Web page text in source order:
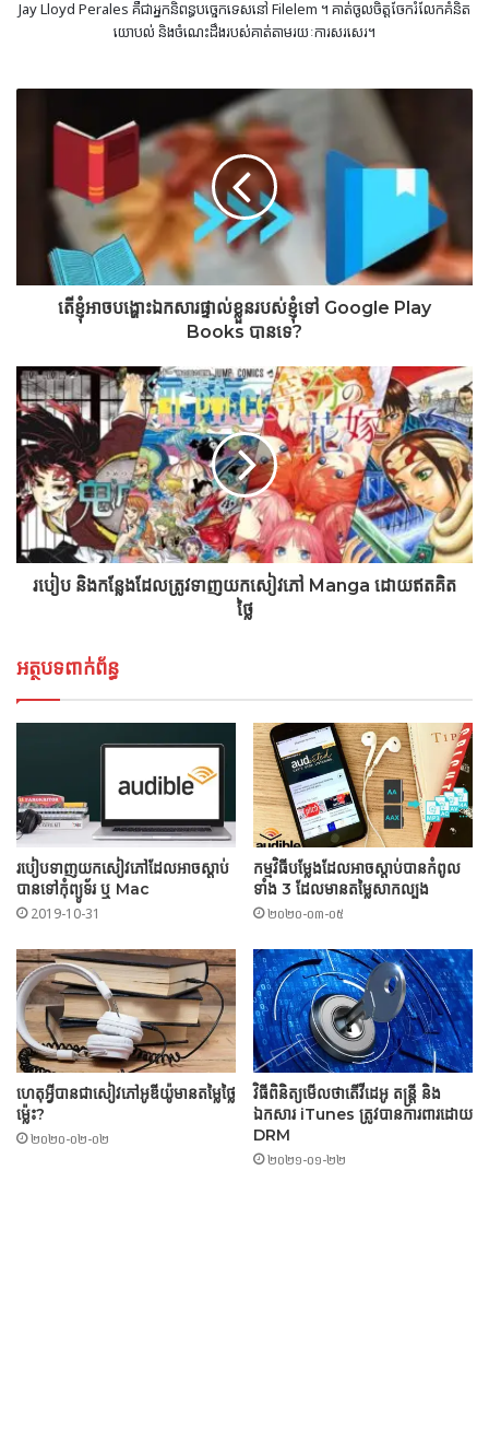
Jay Lloyd Perales គឺជាអ្នកនិពន្ធបច្ចេកទេសនៅ Filelem ។ គាត់ចូលចិត្តចែករំលែកគំនិត
យោបល់ និងចំណេះដឹងរបស់គាត់តាមរយៈការសរសេរ។
តើខ្ញុំអាចបង្ហោះឯកសារផ្ទាល់ខ្លួនរបស់ខ្ញុំទៅ Google Play
Books បានទេ?
របៀប និងកន្លែងដែលត្រូវទាញយកសៀវភៅ Manga ដោយឥតគិត
ថ្លៃ
អត្ថបទពាក់ព័ន្ធ
របៀបទាញយកសៀវភៅដែលអាចស្តាប់
បានទៅកុំព្យូទ័រ ឬ Mac
2019-10-31
កម្មវិធីបម្លែងដែលអាចស្តាប់បានកំពូល
ទាំង 3 ដែលមានតម្លៃសាកល្បង
២០២០-០៣-០៥
ហេតុអ្វីបានជាសៀវភៅអូឌីយ៉ូមានតម្លៃថ្លៃ
ម្ល៉េះ?
២០២០-០២-០២
វិធីពិនិត្យមើលថាតើវីដេអូ តន្ត្រី និង
ឯកសារ iTunes ត្រូវបានការពារដោយ
DRM
២០២១-០១-២២